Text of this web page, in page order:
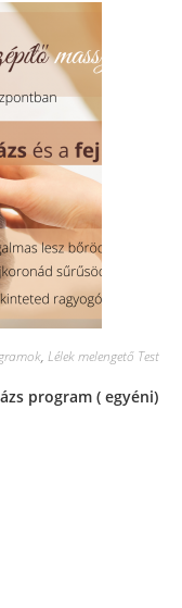
, Lélek melengető Test
program ( egyéni)